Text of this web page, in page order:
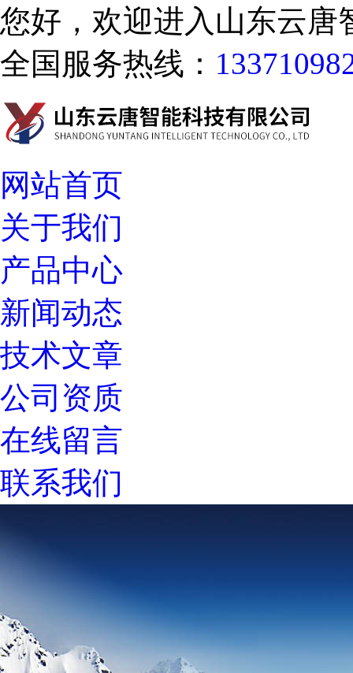
您好，欢迎进入山东云唐
全国服务热线：
网站首页
关于我们
产品中心
新闻动态
技术文章
公司资质
在线留言
联系我们